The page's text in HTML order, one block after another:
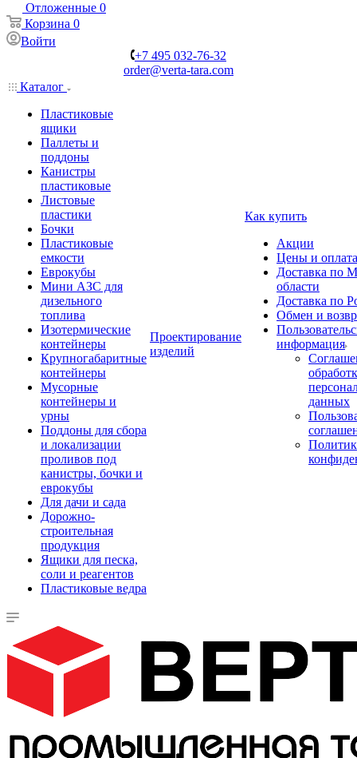
Отложенные 0
Корзина 0
Войти
+7 495 032-76-32
order@verta-tara.com
Каталог
Пластиковые
ящики
Паллеты и
поддоны
Канистры
пластиковые
Листовые
пластики
Бочки
Пластиковые
емкости
Еврокубы
Мини АЗС для
дизельного
топлива
Изотермические
контейнеры
Крупногабаритные
контейнеры
Мусорные
контейнеры и
урны
Поддоны для сбора
и локализации
проливов под
канистры, бочки и
еврокубы
Для дачи и сада
Дорожно-
строительная
продукция
Ящики для песка,
соли и реагентов
Пластиковые ведра
Проектирование
изделий
Как купить
Акции
Цены и оплата
Доставка по
области
Доставка по
Обмен и
информация
данных